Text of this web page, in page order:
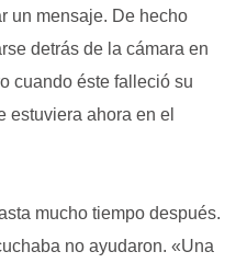
un mensaje. De hecho
detrás de la cámara en
cuando éste falleció su
estuviera ahora en el
mucho tiempo después.
no ayudaron. «Una